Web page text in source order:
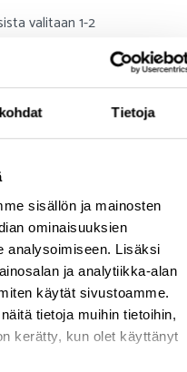
Tietoja
sisällön ja mainosten
ominaisuuksien
analysoimiseen. Lisäksi
ja analytiikka-alan
käytät sivustoamme.
tietoja muihin tietoihin,
kerätty, kun olet käyttänyt
valitaan 1-2
ja laaditaan
kypsyysanalyysi, ja
metaversumiin liittyvä
on edellytykset jalostua
yritysten vetämissä T&K
tai palveluksi
esille nousevia, yritysten
tarpeita
välistä vuorovaikutuksen